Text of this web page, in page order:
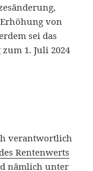
von
sei das
1. Juli 2024
verantwortlich
Rentenwerts
nämlich unter